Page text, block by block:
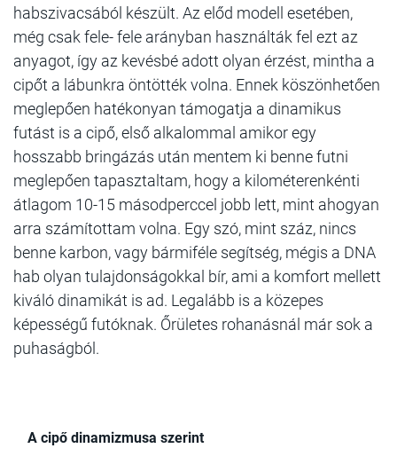
habszivacsából készült. Az előd modell esetében,
még csak fele- fele arányban használták fel ezt az
anyagot, így az kevésbé adott olyan érzést, mintha a
cipőt a lábunkra öntötték volna. Ennek köszönhetően
meglepően hatékonyan támogatja a dinamikus
futást is a cipő, első alkalommal amikor egy
hosszabb bringázás után mentem ki benne futni
meglepően tapasztaltam, hogy a kilométerenkénti
átlagom 10-15 másodperccel jobb lett, mint ahogyan
arra számítottam volna. Egy szó, mint száz, nincs
benne karbon, vagy bármiféle segítség, mégis a DNA
hab olyan tulajdonságokkal bír, ami a komfort mellett
kiváló dinamikát is ad. Legalább is a közepes
képességű futóknak. Őrületes rohanásnál már sok a
puhaságból.
A cipő dinamizmusa szerint